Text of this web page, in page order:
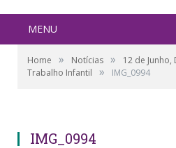
MENU
Home » Notícias »
12 de
Trabalho Infantil
» IMG_0994
IMG_0994